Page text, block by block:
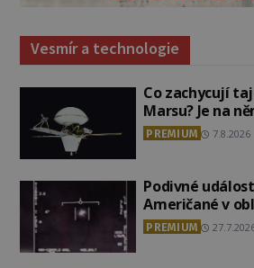
Vesmír a technologie
Co zachycují
Marsu? Je na
PREMIUM 7.8.2026
Podivné
Američané v
PREMIUM